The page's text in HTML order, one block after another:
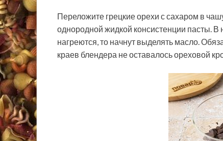
Переложите грецкие орехи с сахаром в
однородной жидкой консистенции пасты. В
нагреются, то начнут выделять масло.
краев блендера не оставалось ореховой